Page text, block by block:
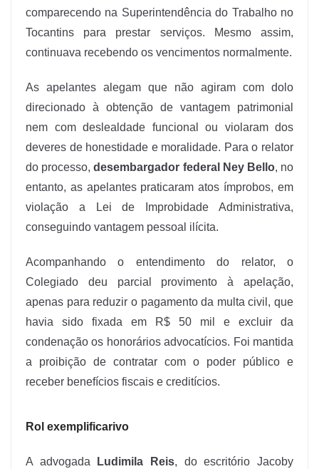
comparecendo na Superintendência do Trabalho no
Tocantins para prestar serviços. Mesmo assim,
continuava recebendo os vencimentos normalmente.
As apelantes alegam que não agiram com dolo
direcionado à obtenção de vantagem patrimonial
nem com deslealdade funcional ou violaram dos
deveres de honestidade e moralidade. Para o relator
do processo,desembargador federal Ney Bello, no
entanto, as apelantes praticaram atos ímprobos, em
violação a Lei de Improbidade Administrativa,
conseguindo vantagem pessoal ilícita.
Acompanhando o entendimento do relator, o
Colegiado deu parcial provimento à apelação,
apenas para reduzir o pagamento da multa civil, que
havia sido fixada em R$ 50 mil e excluir da
condenação os honorários advocatícios. Foi mantida
a proibição de contratar com o poder público e
receber benefícios fiscais e creditícios.
Rol exemplificarivo
A advogada Ludimila Reis, do escritório Jacoby